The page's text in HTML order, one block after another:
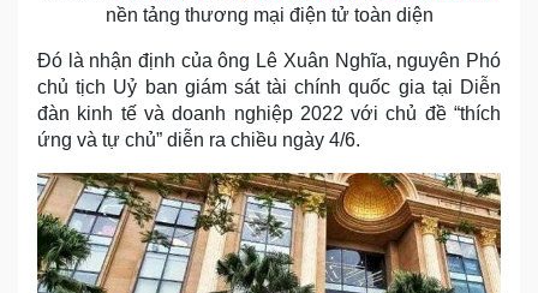
nền tảng thương mại điện tử toàn diện
Đó là nhận định của ông Lê Xuân Nghĩa, nguyên Phó
chủ tịch Uỷ ban giám sát tài chính quốc gia tại Diễn
đàn kinh tế và doanh nghiệp 2022 với chủ đề “thích
ứng và tự chủ” diễn ra chiều ngày 4/6.